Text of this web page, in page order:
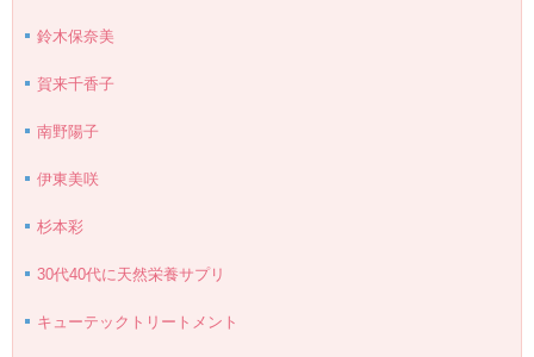
鈴木保奈美
賀来千香子
南野陽子
伊東美咲
杉本彩
30代40代に天然栄養サプリ
キューテックトリートメント